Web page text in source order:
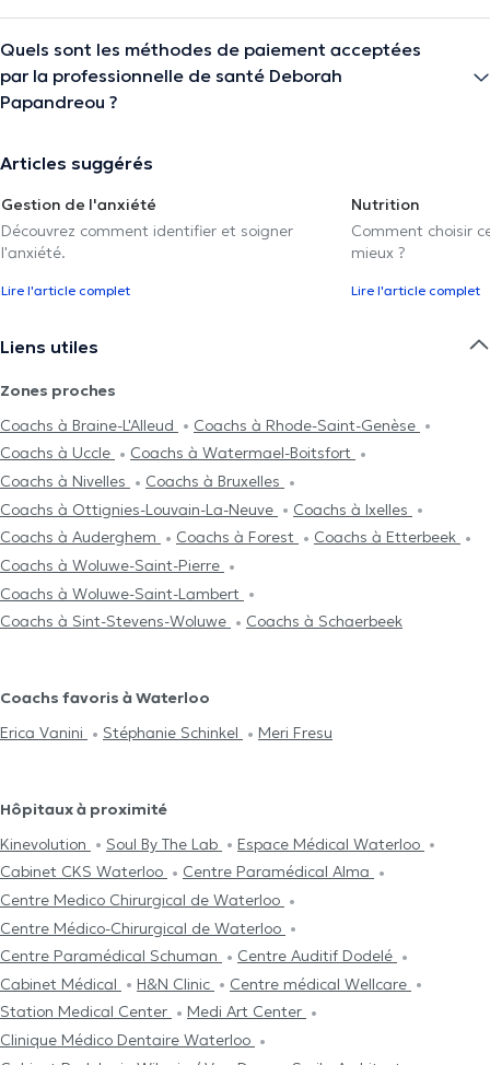
Quels sont les méthodes de paiement acceptées
par la professionnelle de santé Deborah
Papandreou ?
Articles suggérés
Gestion de l'anxiété
Découvrez comment identifier et soigner
l'anxiété.
Lire l'article complet
Nutrition
Comment choisir
mieux ?
Lire l'article complet
Liens utiles
Zones proches
Coachs à Braine-L'Alleud
Coachs à Rhode-Saint-Genèse
Coachs à Uccle
Coachs à Watermael-Boitsfort
Coachs à Nivelles
Coachs à Bruxelles
Coachs à Ottignies-Louvain-La-Neuve
Coachs à Ixelles
Coachs à Auderghem
Coachs à Forest
Coachs à Etterbeek
Coachs à Woluwe-Saint-Pierre
Coachs à Woluwe-Saint-Lambert
Coachs à Sint-Stevens-Woluwe
Coachs à Schaerbeek
Coachs favoris à Waterloo
Erica Vanini
Stéphanie Schinkel Meri Fresu
Hôpitaux à proximité
Kinevolution
Soul By The Lab
Espace Médical Waterloo
Cabinet CKS Waterloo
Centre Paramédical Alma
Centre Medico Chirurgical de Waterloo
Centre Médico-Chirurgical de Waterloo
Centre Paramédical Schuman
Centre Auditif Dodelé
Cabinet Médical
H&N Clinic
Centre médical Wellcare
Station Medical Center
Medi Art Center
Clinique Médico Dentaire Waterloo